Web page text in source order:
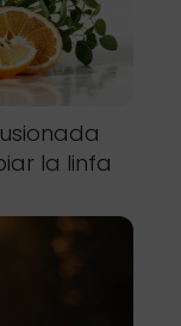
la linfa